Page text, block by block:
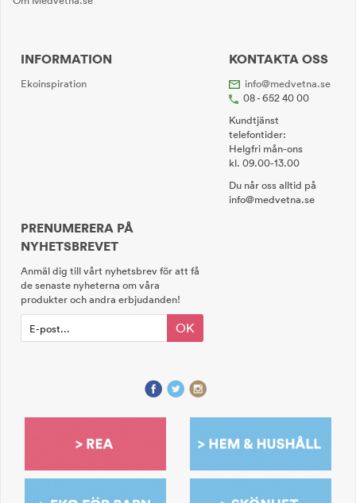
INFORMATION
Ekoinspiration
KONTAKTA OSS
info@medvetna.se
08 - 652 40 00
Kundtjänst
telefontider:
Helgfri mån-ons
kl. 09.00-13.00
Du når oss alltid på
info@medvetna.se
PRENUMERERA PÅ
NYHETSBREVET
Anmäl dig till vårt nyhetsbrev för att få
de senaste nyheterna om våra
produkter och andra erbjudanden!
OK